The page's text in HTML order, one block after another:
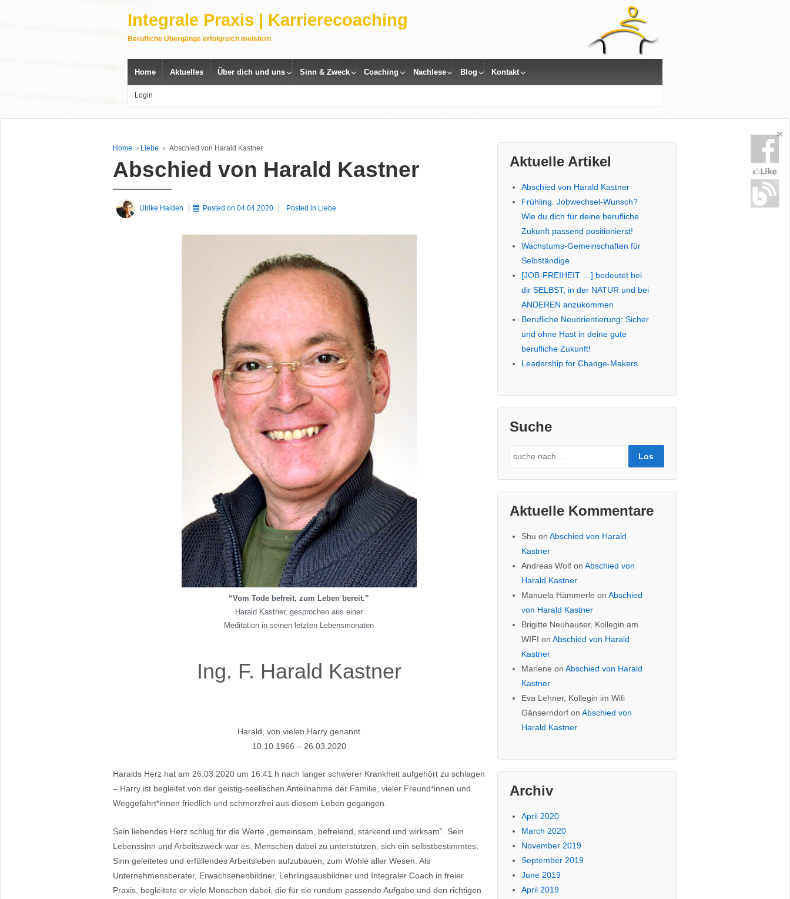
Integrale Praxis | Karrierecoaching
Berufliche Übergänge erfolgreich meistern
Home Aktuelles Über dich und uns Sinn & Zweck Coaching Nachlese Blog Kontakt
Login
Home › Liebe › Abschied von Harald Kastner
Abschied von Harald Kastner
Ulrike Haiden Posted on 04.04.2020 Posted in Liebe
“Vom Tode befreit, zum Leben bereit.”
Harald Kastner, gesprochen aus einer
Meditation in seinen letzten Lebensmonaten
Ing. F. Harald Kastner
Harald, von vielen Harry genannt
10.10.1966 – 26.03.2020
Haralds Herz hat am 26.03.2020 um 16:41 h nach langer schwerer Krankheit aufgehört zu schlagen
– Harry ist begleitet von der geistig-seelischen Anteilnahme der Familie, vieler Freund*innen und
Weggefährt*innen friedlich und schmerzfrei aus diesem Leben gegangen.
Sein liebendes Herz schlug für die Werte „gemeinsam, befreiend, stärkend und wirksam“. Sein
Lebenssinn und Arbeitszweck war es, Menschen dabei zu unterstützen, sich ein selbstbestimmtes,
Sinn geleitetes und erfüllendes Arbeitsleben aufzubauen, zum Wohle aller Wesen. Als
Unternehmensberater, Erwachsenenbildner, Lehrlingsausbildner und Integraler Coach in freier
Praxis, begleitete er viele Menschen dabei, die für sie rundum passende Aufgabe und den richtigen
Aktuelle Artikel
Abschied von Harald Kastner
Frühling. Jobwechsel-Wunsch?
Wie du dich für deine berufliche
Zukunft passend positionierst!
Wachstums-Gemeinschaften für
Selbständige
[JOB-FREIHEIT …] bedeutet bei
dir SELBST, in der NATUR und bei
ANDEREN anzukommen
Berufliche Neuorientierung: Sicher
und ohne Hast in deine gute
berufliche Zukunft!
Leadership for Change-Makers
Suche
Search
Aktuelle Kommentare
Shu on Abschied von Harald
Kastner
Andreas Wolfon Abschied von
Harald Kastner
Manuela Hämmerle on Abschied
von Harald Kastner
Brigitte Neuhauser, Kollegin am
WIFI on Abschied von Harald
Kastner
Marlene on Abschied von Harald
Kastner
Eva Lehner, Kollegin im Wifi
Gänserndorfon Abschied von
Harald Kastner
Archiv
April 2020
March 2020
November 2019
September 2019
June 2019
April 2019